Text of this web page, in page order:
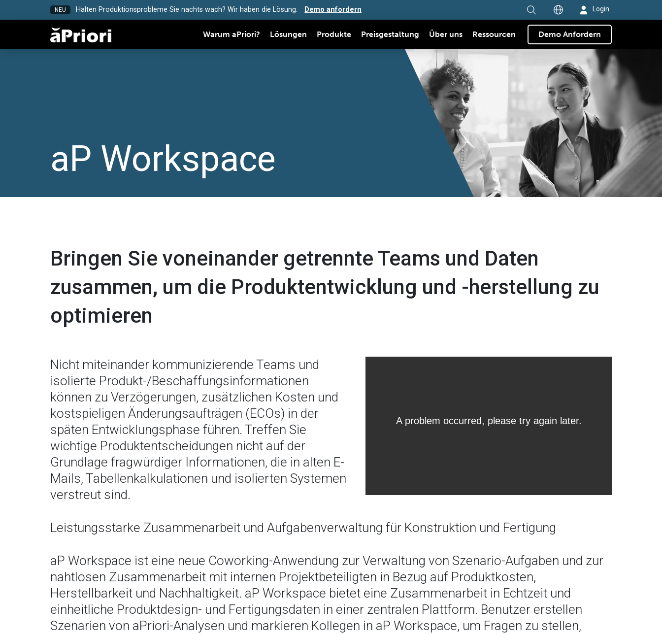
NEU Halten Produktionsprobleme Sie nachts wach? Wir haben die Lösung. Demo anfordern Login
Warum aPriori? Lösungen Produkte Preisgestaltung Über uns Ressourcen Demo Anfordern
aP Workspace
Bringen Sie voneinander getrennte Teams und Daten
zusammen, um die Produktentwicklung und -herstellung zu
optimieren
Nicht miteinander kommunizierende Teams und
isolierte Produkt-/Beschaffungsinformationen
können zu Verzögerungen, zusätzlichen Kosten und
kostspieligen Änderungsaufträgen (ECOs) in der
späten Entwicklungsphase führen. Treffen Sie
wichtige Produktentscheidungen nicht auf der
Grundlage fragwürdiger Informationen, die in alten E-
Mails, Tabellenkalkulationen und isolierten Systemen
verstreut sind.
Leistungsstarke Zusammenarbeit und Aufgabenverwaltung für Konstruktion und Fertigung
aP Workspace ist eine neue Coworking-Anwendung zur Verwaltung von Szenario-Aufgaben und zur
nahtlosen Zusammenarbeit mit internen Projektbeteiligten in Bezug auf Produktkosten,
Herstellbarkeit und Nachhaltigkeit. aP Workspace bietet eine Zusammenarbeit in Echtzeit und
einheitliche Produktdesign- und Fertigungsdaten in einer zentralen Plattform. Benutzer erstellen
Szenarien von aPriori-Analysen und markieren Kollegen in aP Workspace, um Fragen zu stellen,